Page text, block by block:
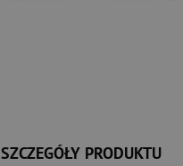
SZCZEGÓŁY PRODUKTU